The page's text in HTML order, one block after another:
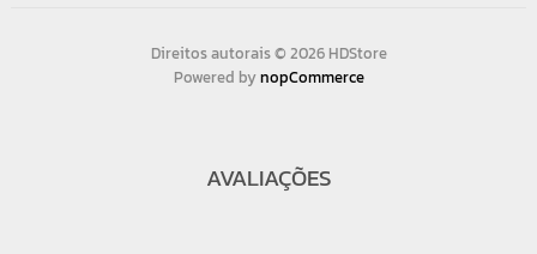
Direitos autorais © 2026 HDStore
Powered bynopCommerce
AVALIAÇÕES